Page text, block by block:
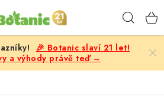
🎉 Botanic slaví 21 let!
a výhody právě teď →